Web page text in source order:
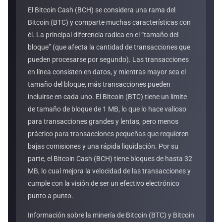
El Bitcoin Cash (BCH) se considera una rama del
Bitcoin (BTC) y comparte muchas características con
él. La principal diferencia radica en el “tamaño del
bloque” (que afecta la cantidad de transacciones que
pueden procesarse por segundo). Las transacciones
en línea consisten en datos, y mientras mayor sea el
tamaño del bloque, más transacciones pueden
incluirse en cada uno. El Bitcoin (BTC) tiene un límite
de tamaño de bloque de 1 MB, lo que lo hace valioso
para transacciones grandes y lentas, pero menos
práctico para transacciones pequeñas que requieren
bajas comisiones y una rápida liquidación. Por su
parte, el Bitcoin Cash (BCH) tiene bloques de hasta 32
MB, lo cual mejora la velocidad de las transacciones y
cumple con la visión de ser un efectivo electrónico
punto a punto.
Información sobre la minería de Bitcoin (BTC) y Bitcoin